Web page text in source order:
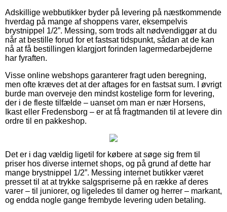
Adskillige webbutikker byder på levering på næstkommende
hverdag på mange af shoppens varer, eksempelvis
brystnippel 1/2”. Messing, som trods alt nødvendiggør at du
når at bestille forud for et fastsat tidspunkt, sådan at de kan
nå at få bestillingen klargjort forinden lagermedarbejderne
har fyraften.
Visse online webshops garanterer fragt uden beregning,
men ofte kræves det at der aftages for en fastsat sum. I øvrigt
burde man overveje den mindst kostelige form for levering,
der i de fleste tilfælde – uanset om man er nær Horsens,
Ikast eller Fredensborg – er at få fragtmanden til at levere din
ordre til en pakkeshop.
Det er i dag vældig ligetil for købere at søge sig frem til
priser hos diverse internet shops, og på grund af dette har
mange brystnippel 1/2”. Messing internet butikker været
presset til at at trykke salgspriserne på en række af deres
varer – til juniorer, og ligeledes til damer og herrer – markant,
og endda nogle gange frembyde levering uden betaling.